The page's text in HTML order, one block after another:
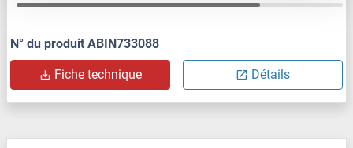
N° du produit ABIN733088
Fiche technique Détails